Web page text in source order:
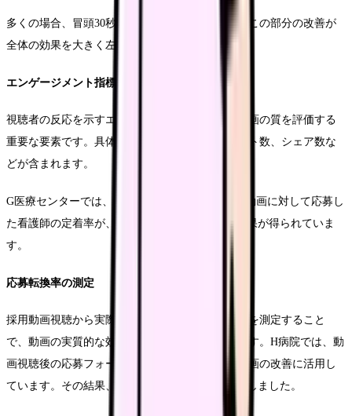
多くの場合、冒頭30秒以内での離脱が最も多く、この部分の改善が
全体の効果を大きく左右します。
エンゲージメント指標の活用
視聴者の反応を示すエンゲージメント指標は、動画の質を評価する
重要な要素です。具体的には、いいね数やコメント数、シェア数な
どが含まれます。
G医療センターでは、エンゲージメント率の高い動画に対して応募し
た看護師の定着率が、平均より20%高いという結果が得られていま
す。
応募転換率の測定
採用動画視聴から実際の応募に至るまでの転換率を測定すること
で、動画の実質的な効果を把握することができます。H病院では、動
画視聴後の応募フォームへの遷移率を追跡し、動画の改善に活用し
ています。その結果、応募率が前年比で35%向上しました。